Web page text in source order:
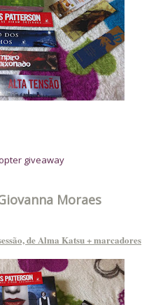
giveaway
Moraes
de Alma Katsu + marcadores